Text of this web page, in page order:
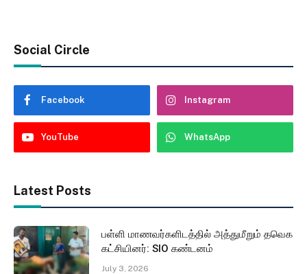
Social Circle
Facebook Instagram
YouTube WhatsApp
Latest Posts
பள்ளி மாணவர்களிடத்தில் அத்துமீறும் தவெக
கட்சியினர்: SIO கண்டனம்
July 3, 2026